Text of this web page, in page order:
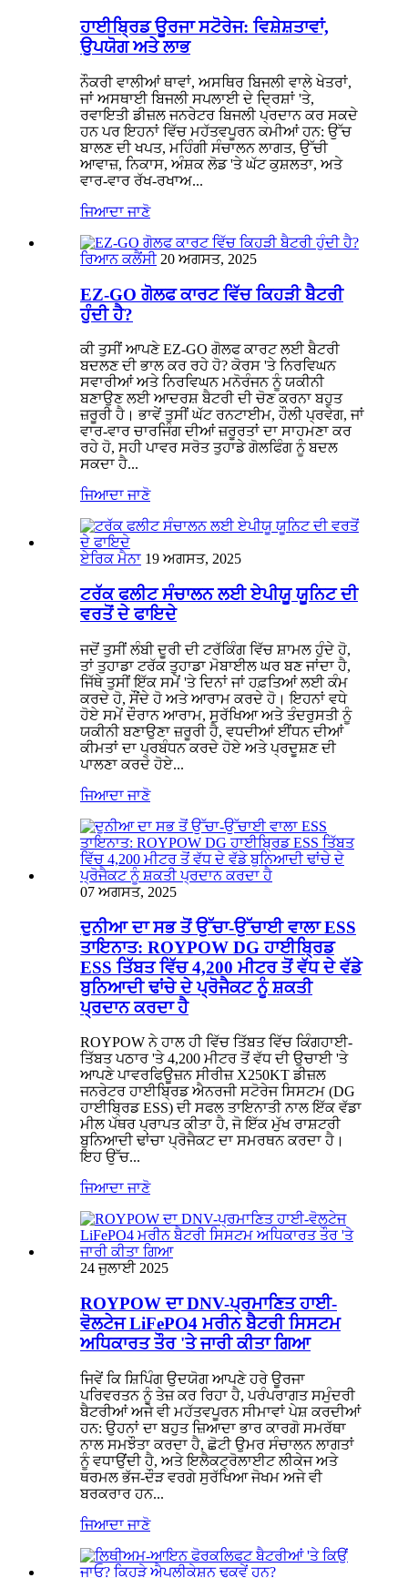
ਹਾਈਬ੍ਰਿਡ ਊਰਜਾ ਸਟੋਰੇਜ: ਵਿਸ਼ੇਸ਼ਤਾਵਾਂ,
ਉਪਯੋਗ ਅਤੇ ਲਾਭ
ਨੌਕਰੀ ਵਾਲੀਆਂ ਥਾਵਾਂ, ਅਸਥਿਰ ਬਿਜਲੀ ਵਾਲੇ ਖੇਤਰਾਂ,
ਜਾਂ ਅਸਥਾਈ ਬਿਜਲੀ ਸਪਲਾਈ ਦੇ ਦ੍ਰਿਸ਼ਾਂ 'ਤੇ,
ਰਵਾਇਤੀ ਡੀਜ਼ਲ ਜਨਰੇਟਰ ਬਿਜਲੀ ਪ੍ਰਦਾਨ ਕਰ ਸਕਦੇ
ਹਨ ਪਰ ਇਹਨਾਂ ਵਿੱਚ ਮਹੱਤਵਪੂਰਨ ਕਮੀਆਂ ਹਨ: ਉੱਚ
ਬਾਲਣ ਦੀ ਖਪਤ, ਮਹਿੰਗੀ ਸੰਚਾਲਨ ਲਾਗਤ, ਉੱਚੀ
ਆਵਾਜ਼, ਨਿਕਾਸ, ਅੰਸ਼ਕ ਲੋਡ 'ਤੇ ਘੱਟ ਕੁਸ਼ਲਤਾ, ਅਤੇ
ਵਾਰ-ਵਾਰ ਰੱਖ-ਰਖਾਅ...
ਜਿਆਦਾ ਜਾਣੋ
ਰਿਆਨ ਕਲੈਂਸੀ 20 ਅਗਸਤ, 2025
EZ-GO ਗੋਲਫ ਕਾਰਟ ਵਿੱਚ ਕਿਹੜੀ ਬੈਟਰੀ
ਹੁੰਦੀ ਹੈ?
ਕੀ ਤੁਸੀਂ ਆਪਣੇ EZ-GO ਗੋਲਫ ਕਾਰਟ ਲਈ ਬੈਟਰੀ
ਬਦਲਣ ਦੀ ਭਾਲ ਕਰ ਰਹੇ ਹੋ? ਕੋਰਸ 'ਤੇ ਨਿਰਵਿਘਨ
ਸਵਾਰੀਆਂ ਅਤੇ ਨਿਰਵਿਘਨ ਮਨੋਰੰਜਨ ਨੂੰ ਯਕੀਨੀ
ਬਣਾਉਣ ਲਈ ਆਦਰਸ਼ ਬੈਟਰੀ ਦੀ ਚੋਣ ਕਰਨਾ ਬਹੁਤ
ਜ਼ਰੂਰੀ ਹੈ। ਭਾਵੇਂ ਤੁਸੀਂ ਘੱਟ ਰਨਟਾਈਮ, ਹੌਲੀ ਪ੍ਰਵੇਗ, ਜਾਂ
ਵਾਰ-ਵਾਰ ਚਾਰਜਿੰਗ ਦੀਆਂ ਜ਼ਰੂਰਤਾਂ ਦਾ ਸਾਹਮਣਾ ਕਰ
ਰਹੇ ਹੋ, ਸਹੀ ਪਾਵਰ ਸਰੋਤ ਤੁਹਾਡੇ ਗੋਲਫਿੰਗ ਨੂੰ ਬਦਲ
ਸਕਦਾ ਹੈ...
ਜਿਆਦਾ ਜਾਣੋ
ਏਰਿਕ ਮੈਨਾ 19 ਅਗਸਤ, 2025
ਟਰੱਕ ਫਲੀਟ ਸੰਚਾਲਨ ਲਈ ਏਪੀਯੂ ਯੂਨਿਟ ਦੀ
ਵਰਤੋਂ ਦੇ ਫਾਇਦੇ
ਜਦੋਂ ਤੁਸੀਂ ਲੰਬੀ ਦੂਰੀ ਦੀ ਟਰੱਕਿੰਗ ਵਿੱਚ ਸ਼ਾਮਲ ਹੁੰਦੇ ਹੋ,
ਤਾਂ ਤੁਹਾਡਾ ਟਰੱਕ ਤੁਹਾਡਾ ਮੋਬਾਈਲ ਘਰ ਬਣ ਜਾਂਦਾ ਹੈ,
ਜਿੱਥੇ ਤੁਸੀਂ ਇੱਕ ਸਮੇਂ 'ਤੇ ਦਿਨਾਂ ਜਾਂ ਹਫ਼ਤਿਆਂ ਲਈ ਕੰਮ
ਕਰਦੇ ਹੋ, ਸੌਂਦੇ ਹੋ ਅਤੇ ਆਰਾਮ ਕਰਦੇ ਹੋ। ਇਹਨਾਂ ਵਧੇ
ਹੋਏ ਸਮੇਂ ਦੌਰਾਨ ਆਰਾਮ, ਸੁਰੱਖਿਆ ਅਤੇ ਤੰਦਰੁਸਤੀ ਨੂੰ
ਯਕੀਨੀ ਬਣਾਉਣਾ ਜ਼ਰੂਰੀ ਹੈ, ਵਧਦੀਆਂ ਈਂਧਨ ਦੀਆਂ
ਕੀਮਤਾਂ ਦਾ ਪ੍ਰਬੰਧਨ ਕਰਦੇ ਹੋਏ ਅਤੇ ਪ੍ਰਦੂਸ਼ਣ ਦੀ
ਪਾਲਣਾ ਕਰਦੇ ਹੋਏ...
ਜਿਆਦਾ ਜਾਣੋ
07 ਅਗਸਤ, 2025
ਦੁਨੀਆ ਦਾ ਸਭ ਤੋਂ ਉੱਚਾ-ਉੱਚਾਈ ਵਾਲਾ ESS
ਤਾਇਨਾਤ: ROYPOW DG ਹਾਈਬ੍ਰਿਡ
ESS ਤਿੱਬਤ ਵਿੱਚ 4,200 ਮੀਟਰ ਤੋਂ ਵੱਧ ਦੇ ਵੱਡੇ
ਬੁਨਿਆਦੀ ਢਾਂਚੇ ਦੇ ਪ੍ਰੋਜੈਕਟ ਨੂੰ ਸ਼ਕਤੀ
ਪ੍ਰਦਾਨ ਕਰਦਾ ਹੈ
ROYPOW ਨੇ ਹਾਲ ਹੀ ਵਿੱਚ ਤਿੱਬਤ ਵਿੱਚ ਕਿੰਗਹਾਈ-
ਤਿੱਬਤ ਪਠਾਰ 'ਤੇ 4,200 ਮੀਟਰ ਤੋਂ ਵੱਧ ਦੀ ਉਚਾਈ 'ਤੇ
ਆਪਣੇ ਪਾਵਰਫਿਊਜ਼ਨ ਸੀਰੀਜ਼ X250KT ਡੀਜ਼ਲ
ਜਨਰੇਟਰ ਹਾਈਬ੍ਰਿਡ ਐਨਰਜੀ ਸਟੋਰੇਜ ਸਿਸਟਮ (DG
ਹਾਈਬ੍ਰਿਡ ESS) ਦੀ ਸਫਲ ਤਾਇਨਾਤੀ ਨਾਲ ਇੱਕ ਵੱਡਾ
ਮੀਲ ਪੱਥਰ ਪ੍ਰਾਪਤ ਕੀਤਾ ਹੈ, ਜੋ ਇੱਕ ਮੁੱਖ ਰਾਸ਼ਟਰੀ
ਬੁਨਿਆਦੀ ਢਾਂਚਾ ਪ੍ਰੋਜੈਕਟ ਦਾ ਸਮਰਥਨ ਕਰਦਾ ਹੈ।
ਇਹ ਉੱਚ...
ਜਿਆਦਾ ਜਾਣੋ
24 ਜੁਲਾਈ 2025
ROYPOW ਦਾ DNV-ਪ੍ਰਮਾਣਿਤ ਹਾਈ-
ਵੋਲਟੇਜ LiFePO4 ਮਰੀਨ ਬੈਟਰੀ ਸਿਸਟਮ
ਅਧਿਕਾਰਤ ਤੌਰ 'ਤੇ ਜਾਰੀ ਕੀਤਾ ਗਿਆ
ਜਿਵੇਂ ਕਿ ਸ਼ਿਪਿੰਗ ਉਦਯੋਗ ਆਪਣੇ ਹਰੇ ਊਰਜਾ
ਪਰਿਵਰਤਨ ਨੂੰ ਤੇਜ਼ ਕਰ ਰਿਹਾ ਹੈ, ਪਰੰਪਰਾਗਤ ਸਮੁੰਦਰੀ
ਬੈਟਰੀਆਂ ਅਜੇ ਵੀ ਮਹੱਤਵਪੂਰਨ ਸੀਮਾਵਾਂ ਪੇਸ਼ ਕਰਦੀਆਂ
ਹਨ: ਉਹਨਾਂ ਦਾ ਬਹੁਤ ਜ਼ਿਆਦਾ ਭਾਰ ਕਾਰਗੋ ਸਮਰੱਥਾ
ਨਾਲ ਸਮਝੌਤਾ ਕਰਦਾ ਹੈ, ਛੋਟੀ ਉਮਰ ਸੰਚਾਲਨ ਲਾਗਤਾਂ
ਨੂੰ ਵਧਾਉਂਦੀ ਹੈ, ਅਤੇ ਇਲੈਕਟ੍ਰੋਲਾਈਟ ਲੀਕੇਜ ਅਤੇ
ਥਰਮਲ ਭੱਜ-ਦੌੜ ਵਰਗੇ ਸੁਰੱਖਿਆ ਜੋਖਮ ਅਜੇ ਵੀ
ਬਰਕਰਾਰ ਹਨ...
ਜਿਆਦਾ ਜਾਣੋ